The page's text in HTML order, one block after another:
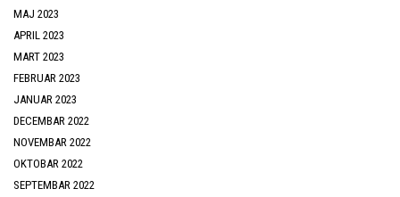
MAJ 2023
APRIL 2023
MART 2023
FEBRUAR 2023
JANUAR 2023
DECEMBAR 2022
NOVEMBAR 2022
OKTOBAR 2022
SEPTEMBAR 2022